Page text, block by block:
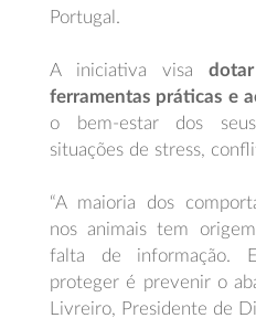
Portugal.
A iniciativa visa
ferramentas práticas e
o bem-estar dos
situações de stress,
“A maioria dos
nos animais tem
falta de informação.
proteger é prevenir o
Livreiro, Presidente de